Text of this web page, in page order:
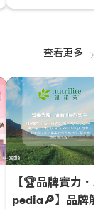
倍 | XS運動營養系
查看更多
【🏆品牌實力．A-
pedia🔎】品牌解